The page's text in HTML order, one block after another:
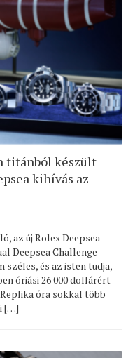
titánból készült
kihívás az
az új Rolex Deepsea
Deepsea Challenge
széles, és az isten tudja,
óriási 26 000 dollárért
óra sokkal több
[…]